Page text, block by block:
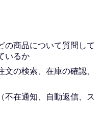
の商品について質問して
いるか
の検索、在庫の確認、
不在通知、自動返信、ス